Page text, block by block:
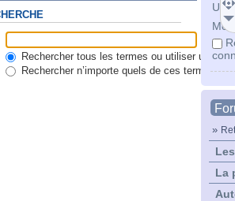
Mot
»
La
Rechercher tous les termes ou utiliser une
Rechercher n’importe quels de ces termes